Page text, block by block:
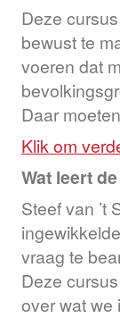
Deze
bewust te
voeren dat
Daar
Klik om
Wat leert
Steef van ’t
vraag te
Deze
over wat we